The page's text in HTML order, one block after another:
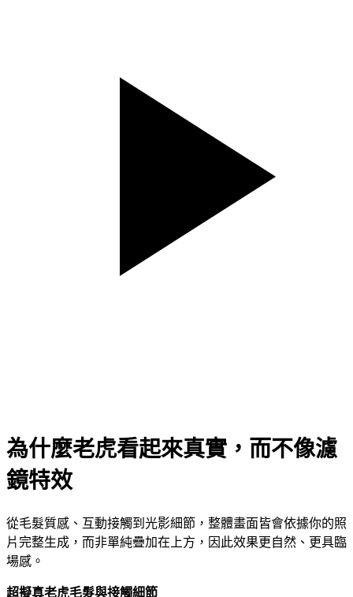
為什麼老虎看起來真實，而不像濾
鏡特效
從毛髮質感、互動接觸到光影細節，整體畫面皆會依據你的照
片完整生成，而非單純疊加在上方，因此效果更自然、更具臨
場感。
超擬真老虎毛髮與接觸細節